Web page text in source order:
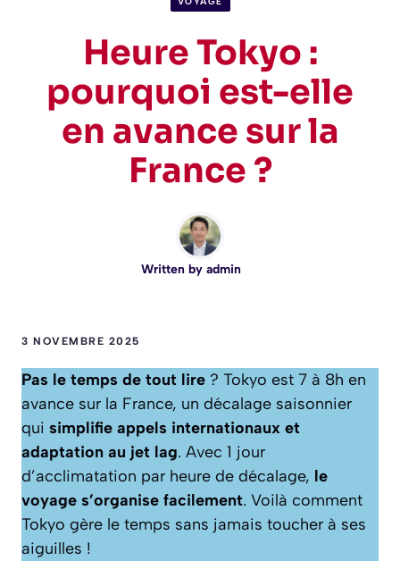
Heure Tokyo :
pourquoi est-elle
en avance sur la
France ?
Written by admin
3 NOVEMBRE 2025
Pas le temps de tout lire ? Tokyo est 7 à 8h en
avance sur la France, un décalage saisonnier
qui simplifie appels internationaux et
adaptation au jet lag. Avec 1 jour
d’acclimatation par heure de décalage, le
voyage s’organise facilement. Voilà comment
Tokyo gère le temps sans jamais toucher à ses
aiguilles !